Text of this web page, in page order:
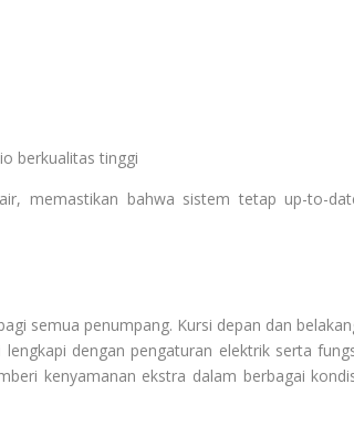
berkualitas tinggi
memastikan bahwa sistem tetap up-to-
semua penumpang. Kursi depan dan
dengan pengaturan elektrik serta
kenyamanan ekstra dalam berbagai